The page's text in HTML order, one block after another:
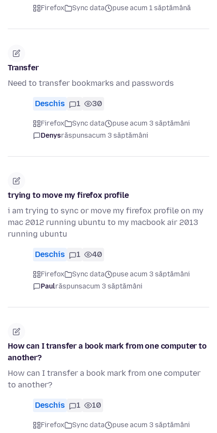
Firefox Sync data puse acum 1 săptămână
Transfer
Need to transfer bookmarks and passwords
Deschis 1 30
Firefox Sync data
puse acum 3 săptămâni
Denysrăspunsacum 3 săptămâni
trying to move my firefox profile
i am trying to sync or move my firefox profile on my
mac 2012 running ubuntu to my macbook air 2013
running ubuntu
Deschis 1 40
Firefox Sync data
puse acum 3 săptămâni
Paulrăspunsacum 3 săptămâni
How can I transfer a book mark from one computer to
another?
How can I transfer a book mark from one computer
to another?
Deschis 1 10
Firefox Sync data puse acum 3 săptămâni